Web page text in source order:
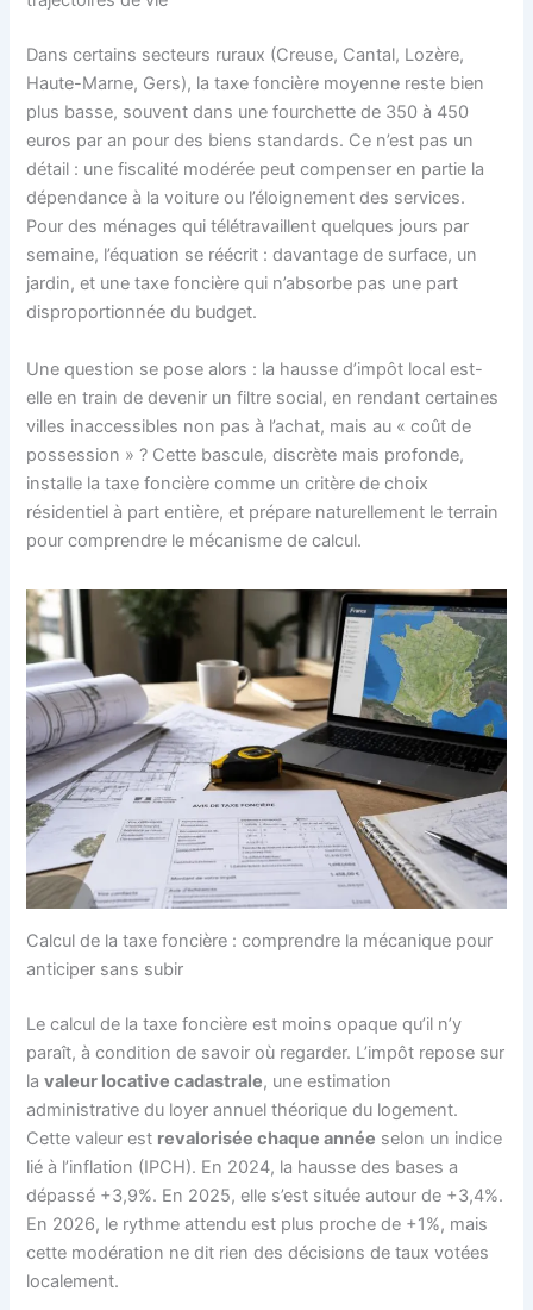
Dans certains secteurs ruraux (Creuse, Cantal, Lozère,
Haute-Marne, Gers), la taxe foncière moyenne reste bien
plus basse, souvent dans une fourchette de 350 à 450
euros par an pour des biens standards. Ce n’est pas un
détail : une fiscalité modérée peut compenser en partie la
dépendance à la voiture ou l’éloignement des services.
Pour des ménages qui télétravaillent quelques jours par
semaine, l’équation se réécrit : davantage de surface, un
jardin, et une taxe foncière qui n’absorbe pas une part
disproportionnée du budget.
Une question se pose alors : la hausse d’impôt local est-
elle en train de devenir un filtre social, en rendant certaines
villes inaccessibles non pas à l’achat, mais au « coût de
possession » ? Cette bascule, discrète mais profonde,
installe la taxe foncière comme un critère de choix
résidentiel à part entière, et prépare naturellement le terrain
pour comprendre le mécanisme de calcul.
Calcul de la taxe foncière : comprendre la mécanique pour
anticiper sans subir
Le calcul de la taxe foncière est moins opaque qu’il n’y
paraît, à condition de savoir où regarder. L’impôt repose sur
lavaleur locative cadastrale, une estimation
administrative du loyer annuel théorique du logement.
Cette valeur est revalorisée chaque année selon un indice
lié à l’inflation (IPCH). En 2024, la hausse des bases a
dépassé +3,9%. En 2025, elle s’est située autour de +3,4%.
En 2026, le rythme attendu est plus proche de +1%, mais
cette modération ne dit rien des décisions de taux votées
localement.